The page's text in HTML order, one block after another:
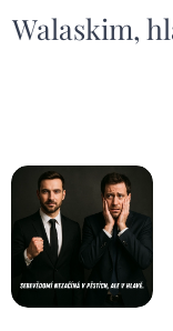
Walaskim,